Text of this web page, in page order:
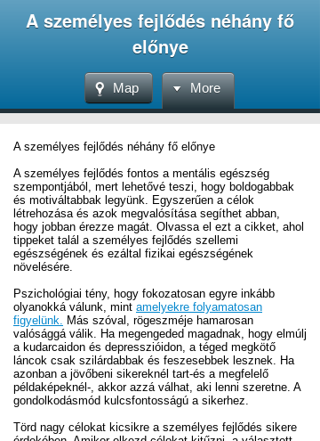
A személyes fejlődés néhány fő
előnye
Map More
A személyes fejlődés néhány fő előnye
A személyes fejlődés fontos a mentális egészség
szempontjából, mert lehetővé teszi, hogy boldogabbak
és motiváltabbak legyünk. Egyszerűen a célok
létrehozása és azok megvalósítása segíthet abban,
hogy jobban érezze magát. Olvassa el ezt a cikket, ahol
tippeket talál a személyes fejlődés szellemi
egészségének és ezáltal fizikai egészségének
növelésére.
Pszichológiai tény, hogy fokozatosan egyre inkább
olyanokká válunk, mint amelyekre folyamatosan
figyelünk.
Más szóval, rögeszméje hamarosan
valósággá válik. Ha megengeded magadnak, hogy elmúlj
a kudarcaidon és depresszióidon, a téged megkötő
láncok csak szilárdabbak és feszesebbek lesznek. Ha
azonban a jövőbeni sikereknél tart-és a megfelelő
példaképeknél-, akkor azzá válhat, aki lenni szeretne. A
gondolkodásmód kulcsfontosságú a sikerhez.
Törd nagy célokat kicsikre a személyes fejlődés sikere